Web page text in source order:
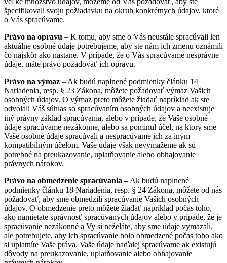
špecifikovali svoju požiadavku na okruh konkrétnych údajov, ktoré
o Vás spracúvame.
Právo na opravu – K tomu, aby sme o Vás neustále spracúvali len
aktuálne osobné údaje potrebujeme, aby ste nám ich zmenu oznámili
čo najskôr ako nastane. V prípade, že o Vás spracúvame nesprávne
údaje, máte právo požadovať ich opravu.
Právo na výmaz – Ak budú naplnené podmienky článku 14
Nariadenia, resp. § 23 Zákona, môžete požadovať výmaz Vašich
osobných údajov. O výmaz preto môžete žiadať napríklad ak ste
odvolali Váš súhlas so spracúvaním osobných údajov a neexistuje
iný právny základ spracúvania, alebo v prípade, že Vaše osobné
údaje spracúvame nezákonne, alebo sa pominul účel, na ktorý sme
Vaše osobné údaje spracúvali a nespracúvame ich za iným
kompatibilným účelom. Vaše údaje však nevymažeme ak sú
potrebné na preukazovanie, uplatňovanie alebo obhajovanie
právnych nárokov.
Právo na obmedzenie spracúvania – Ak budú naplnené
podmienky článku 18 Nariadenia, resp. § 24 Zákona, môžete od nás
požadovať, aby sme obmedzili spracúvanie Vašich osobných
údajov. O obmedzenie preto môžete žiadať napríklad počas toho,
ako namietate správnosť spracúvaných údajov alebo v prípade, že je
spracúvanie nezákonné a Vy si neželáte, aby sme údaje vymazali,
ale potrebujete, aby ich spracúvanie bolo obmedzené počas toho ako
si uplatníte Vaše práva. Vaše údaje naďalej spracúvame ak existujú
dôvody na preukazovanie, uplatňovanie alebo obhajovanie